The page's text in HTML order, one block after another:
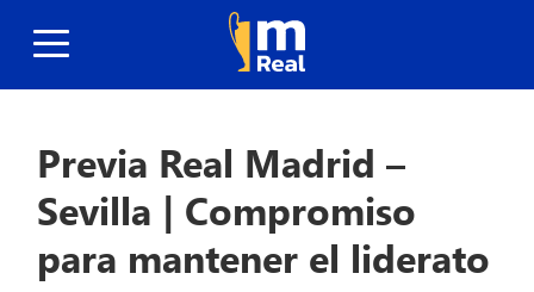
Previa Real Madrid –
Sevilla | Compromiso
para mantener el liderato